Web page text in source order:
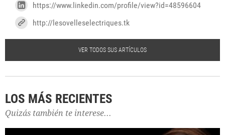
https://www.linkedin.com/profile/view?id=48596604
http://lesovelleselectriques.tk
VER TODOS SUS ARTÍCULOS
LOS MÁS RECIENTES
Quizás también te interese...